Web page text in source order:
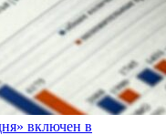
включен в